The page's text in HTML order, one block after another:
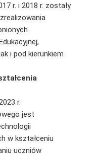
r. i 2018 r. zostały
i pod kierunkiem
r.
jest
w kształceniu
uczniów